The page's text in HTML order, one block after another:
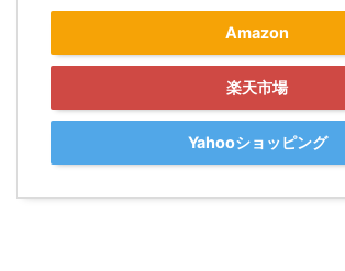
Amazon
楽天市場
Yahooショッピング